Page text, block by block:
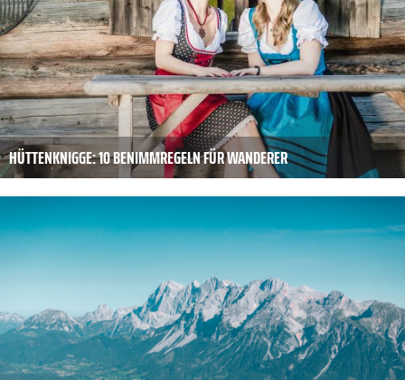
HÜTTENKNIGGE: 10 BENIMMREGELN FÜR WANDERER